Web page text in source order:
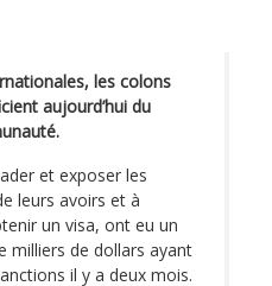
les colons
aujourd’hui du
et exposer les
leurs avoirs et à
un visa, ont eu un
milliers de dollars ayant
il y a deux mois.